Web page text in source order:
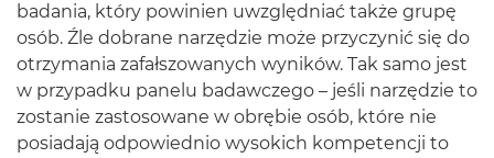
badania, który powinien uwzględniać także grupę
osób. Źle dobrane narzędzie może przyczynić się do
otrzymania zafałszowanych wyników. Tak samo jest
w przypadku panelu badawczego – jeśli narzędzie to
zostanie zastosowane w obrębie osób, które nie
posiadają odpowiednio wysokich kompetencji to